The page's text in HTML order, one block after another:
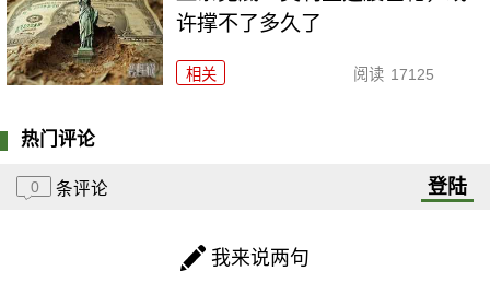
许撑不了多久了
相关 阅读 17125
热门评论
0 条评论 登陆
我来说两句